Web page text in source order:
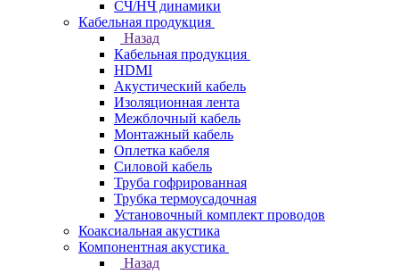
СЧ/НЧ динамики
Кабельная продукция
Назад
Кабельная продукция
HDMI
Акустический кабель
Изоляционная лента
Межблочный кабель
Монтажный кабель
Оплетка кабеля
Силовой кабель
Труба гофрированная
Трубка термоусадочная
Установочный комплект проводов
Коаксиальная акустика
Компонентная акустика
Назад